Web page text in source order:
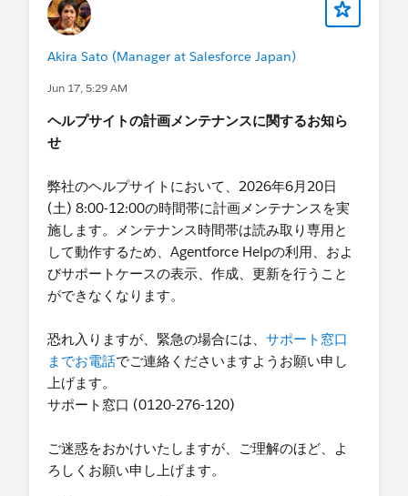
お客様からよくいただくご質問と、今後必要な対
【今回の通知メールに対して多くのお客様からい
■ドメインの検証状況の確認方法は？
1. [設定] の 「クイック検索」 ボックスで 「送
2.「メールドメインの確認」セクションの「メール
送信ドメインが確認されているかどうかをチェッ
クします。」にてドメインが検証済みか確認しま
す。
※ドメイン検証済みの場合「ドメインが確認されま
※ドメイン未検証の場合「ドメインは確認されてい
ません」もしくは「ドメインが一時的に免除され
ました」と表示されます。
れた場合の対応は？
該当ドメインが一時的な許可リストに登録されて
Akira Sato (Manager at Salesforce Japan)
Jun 17, 5:29 AM
ヘルプサイトの計画メンテナンスに関するお知ら
せ
弊社のヘルプサイトにおいて、2026年6月20日
(土) 8:00-12:00の時間帯に計画メンテナンスを実
施します。メンテナンス時間帯は読み取り専用と
して動作するため、Agentforce Helpの利用、およ
びサポートケースの表示、作成、更新を行うこと
ができなくなります。
恐れ入りますが、緊急の場合には、 サポート窓口
までお電話でご連絡くださいますようお願い申し
上げます。
サポート窓口 (0120-276-120)
ご迷惑をおかけいたしますが、ご理解のほど、よ
ろしくお願い申し上げます。